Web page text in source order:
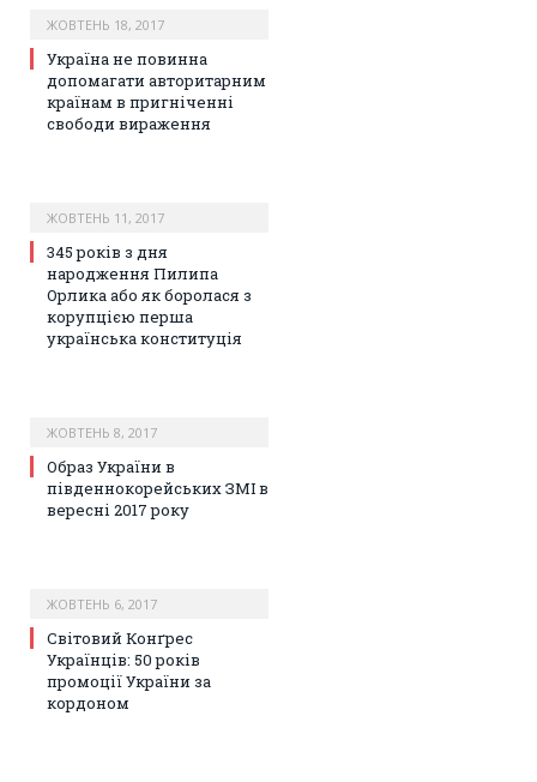
ЖОВТЕНЬ 18, 2017
Україна не повинна
допомагати авторитарним
країнам в пригніченні
свободи вираження
ЖОВТЕНЬ 11, 2017
345 років з дня
народження Пилипа
Орлика або як боролася з
корупцією перша
українська конституція
ЖОВТЕНЬ 8, 2017
Образ України в
південнокорейських ЗМІ в
вересні 2017 року
ЖОВТЕНЬ 6, 2017
Світовий Конґрес
Українців: 50 років
промоції України за
кордоном